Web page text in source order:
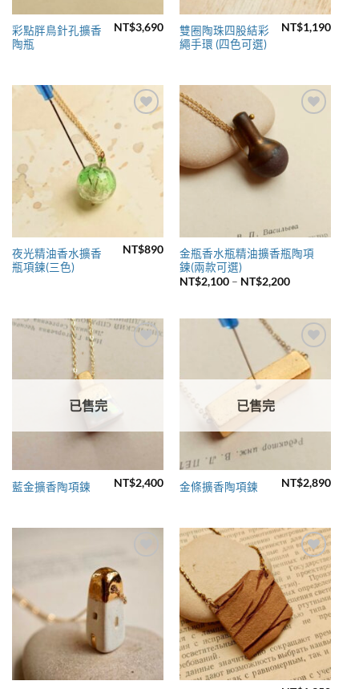
彩點胖鳥針孔擴香
陶瓶
NT$3,690
雙圈陶珠四股結彩
繩手環 (四色可選)
NT$1,190
Add to
夜光精油香水擴香
瓶項鍊(三色)
NT$890
金瓶香水瓶精油擴香瓶陶項
鍊(兩款可選)
NT$2,100 – NT$2,200價
NT$2,100
NT$2,200
已售完
藍金擴香陶項鍊 NT$2,400
Add to
wishlist
已售完
金條擴香陶項鍊 NT$2,890
Add to
wishlist